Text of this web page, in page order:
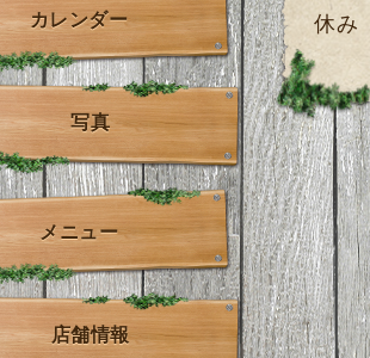
休み
カレンダー
写真
メニュー
店舗情報